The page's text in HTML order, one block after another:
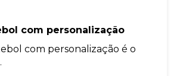
com personalização
com personalização é o